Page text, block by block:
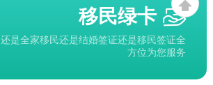
移民绿卡
是全家移民还是结婚签证还是移民签证全
方位为您服务